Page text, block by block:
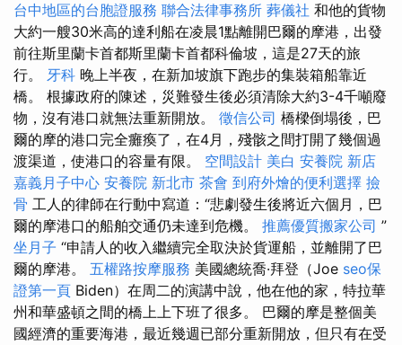
台中地區的台胞證服務 聯合法律事務所 葬儀社 和他的貨物
大約一艘30米高的達利船在凌晨1點離開巴爾的摩港，出發
前往斯里蘭卡首都斯里蘭卡首都科倫坡，這是27天的旅
行。 牙科 晚上半夜，在新加坡旗下跑步的集裝箱船靠近
橋。 根據政府的陳述，災難發生後必須清除大約3-4千噸廢
物，沒有港口就無法重新開放。 徵信公司 橋樑倒塌後，巴
爾的摩的港口完全癱瘓了，在4月，殘骸之間打開了幾個過
渡渠道，使港口的容量有限。 空間設計 美白 安養院 新店
嘉義月子中心 安養院 新北市 茶會 到府外燴的便利選擇 撿
骨 工人的律師在行動中寫道：“悲劇發生後將近六個月，巴
爾的摩港口的船舶交通仍未達到危機。 推薦優質搬家公司 ”
坐月子 “申請人的收入繼續完全取決於貨運船，並離開了巴
爾的摩港。 五權路按摩服務 美國總統喬·拜登（Joe seo保
證第一頁 Biden）在周二的演講中說，他在他的家，特拉華
州和華盛頓之間的橋上上下班了很多。 巴爾的摩是整個美
國經濟的重要海港，最近幾週已部分重新開放，但只有在受